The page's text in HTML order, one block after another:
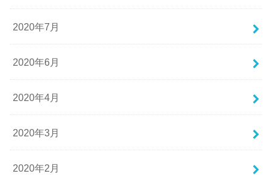
2020年7月
2020年6月
2020年4月
2020年3月
2020年2月